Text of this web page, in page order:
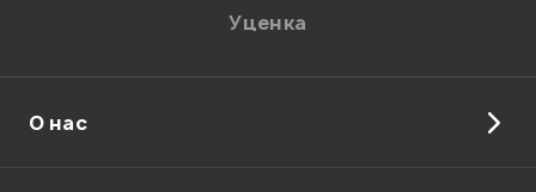
Отправить
Уценка
О нас